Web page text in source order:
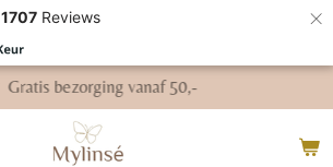
1707 Reviews ×
Gratis bezorging vanaf 50,-